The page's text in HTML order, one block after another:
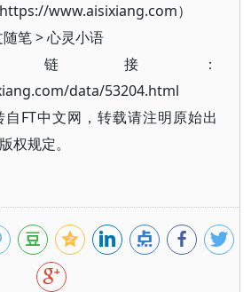
www.aisixiang.com）
笔>心灵小语
链接：
data/53204.html
FT中文网，转载请注明原始出
权规定。